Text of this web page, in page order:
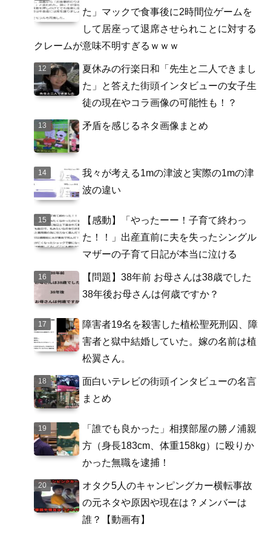
た」マックで食事後に2時間位ゲームを
して居座って退席させられことに対する
クレームが意味不明すぎるｗｗｗ
夏休みの行楽日和「先生と二人できまし
た」と答えた街頭インタビューの女子生
徒の現在やコラ画像の可能性も！？
矛盾を感じるネタ画像まとめ
我々が考える1mの津波と実際の1mの津
波の違い
【感動】「やったーー！子育て終わっ
た！！」出産直前に夫を失ったシングル
マザーの子育て日記が本当に泣ける
【問題】38年前 お母さんは38歳でした
38年後お母さんは何歳ですか？
障害者19名を殺害した植松聖死刑囚、障
害者と獄中結婚していた。嫁の名前は植
松翼さん。
面白いテレビの街頭インタビューの名言
まとめ
「誰でも良かった」相撲部屋の勝ノ浦親
方（身長183cm、体重158kg）に殴りか
かった無職を逮捕！
オタク5人のキャンピングカー横転事故
の元ネタや原因や現在は？メンバーは
誰？【動画有】